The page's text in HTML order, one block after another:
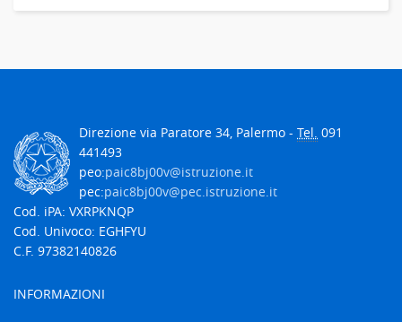
Direzione via Paratore 34, Palermo - Tel. 091
441493
peo:paic8bj00v@istruzione.it
pec:paic8bj00v@pec.istruzione.it
Cod. iPA: VXRPKNQP
Cod. Univoco: EGHFYU
C.F. 97382140826
INFORMAZIONI